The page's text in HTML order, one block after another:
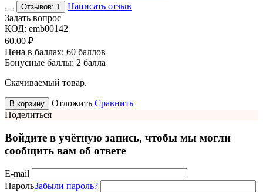
Отзывов: 1
Написать отзыв
Задать вопрос
КОД: emb00142
60.00 ₽
Цена в баллах: 60 баллов
Бонусные баллы: 2 балла
Скачиваемый товар.
В корзину Отложить Сравнить
Поделиться
Войдите в учётную запись, чтобы мы могли
сообщить вам об ответе
E-mail
ПарольЗабыли пароль?